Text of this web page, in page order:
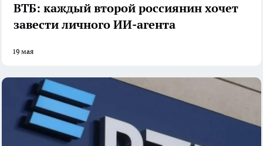
ВТБ: каждый второй россиянин хочет
завести личного ИИ-агента
19 мая